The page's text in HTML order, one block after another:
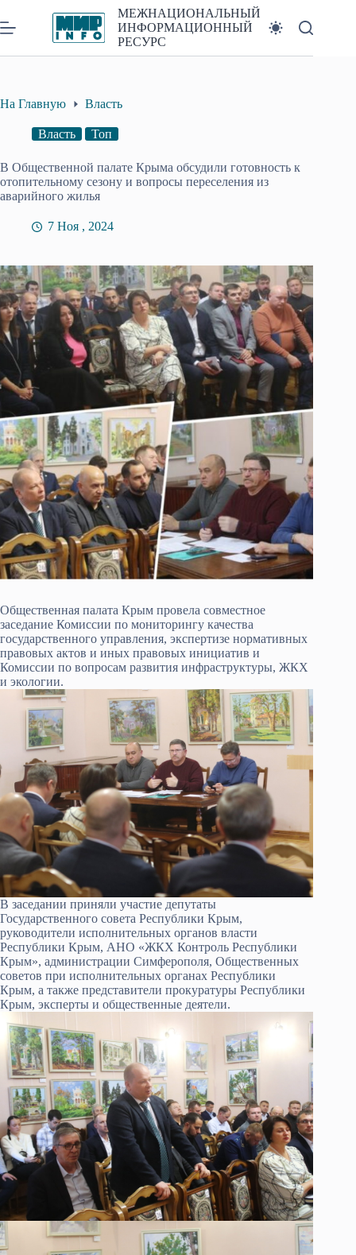
к
сути
МЕЖНАЦИОНАЛЬНЫЙ
ИНФОРМАЦИОННЫЙ
РЕСУРС
На Главную Власть
Власть Топ
В Общественной палате Крыма обсудили готовность к
отопительному сезону и вопросы переселения из
аварийного жилья
7 Ноя , 2024
Общественная палата Крым провела совместное
заседание Комиссии по мониторингу качества
государственного управления, экспертизе нормативных
правовых актов и иных правовых инициатив и
Комиссии по вопросам развития инфраструктуры, ЖКХ
и экологии.
В заседании приняли участие депутаты
Государственного совета Республики Крым,
руководители исполнительных органов власти
Республики Крым, АНО «ЖКХ Контроль Республики
Крым», администрации Симферополя, Общественных
советов при исполнительных органах Республики
Крым, а также представители прокуратуры Республики
Крым, эксперты и общественные деятели.